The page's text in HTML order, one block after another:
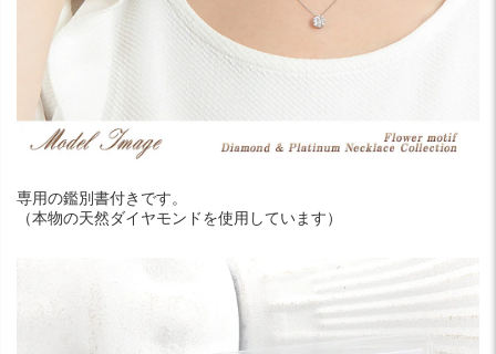
専用の鑑別書付きです。
（本物の天然ダイヤモンドを使用しています）